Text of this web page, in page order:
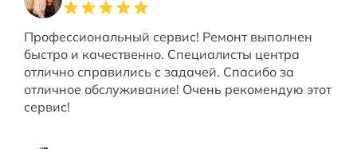
Профессиональный сервис! Ремонт выполнен
быстро и качественно. Специалисты центра
отлично справились с задачей. Спасибо за
отличное обслуживание! Очень рекомендую этот
сервис!